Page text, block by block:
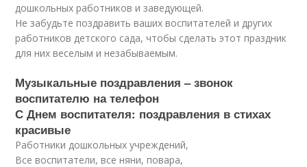
дошкольных работников и заведующей.
Не забудьте поздравить ваших воспитателей и других
работников детского сада, чтобы сделать этот праздник
для них веселым и незабываемым.
Музыкальные поздравления – звонок
воспитателю на телефон
С Днем воспитателя: поздравления в стихах
красивые
Работники дошкольных учреждений,
Все воспитатели, все няни, повара,